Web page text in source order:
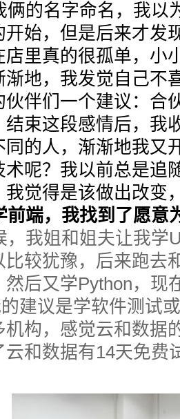
俩的名字命名，我以
开始，但是后来才发
店里真的很孤单，小
渐地，我发觉自己不
伙伴们一个建议：合
结束这段感情后，我
同的人，渐渐地我又
术呢？我以前总是追
我觉得是该做出改变
前端，我找到了愿意
，我姐和姐夫让我学
比较犹豫，后来跑去
然后又学Python，现
建议是学软件测试
机构，感觉云和数据
云和数据有14天免费